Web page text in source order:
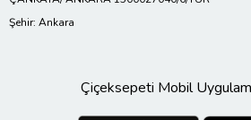
Şehir: Ankara
Çiçeksepeti Mobil